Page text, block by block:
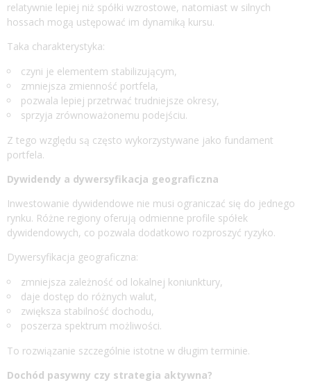
relatywnie lepiej niż spółki wzrostowe, natomiast w silnych
hossach mogą ustępować im dynamiką kursu.
Taka charakterystyka:
czyni je elementem stabilizującym,
zmniejsza zmienność portfela,
pozwala lepiej przetrwać trudniejsze okresy,
sprzyja zrównoważonemu podejściu.
Z tego względu są często wykorzystywane jako fundament
portfela.
Dywidendy a dywersyfikacja geograficzna
Inwestowanie dywidendowe nie musi ograniczać się do jednego
rynku. Różne regiony oferują odmienne profile spółek
dywidendowych, co pozwala dodatkowo rozproszyć ryzyko.
Dywersyfikacja geograficzna:
zmniejsza zależność od lokalnej koniunktury,
daje dostęp do różnych walut,
zwiększa stabilność dochodu,
poszerza spektrum możliwości.
To rozwiązanie szczególnie istotne w długim terminie.
Dochód pasywny czy strategia aktywna?